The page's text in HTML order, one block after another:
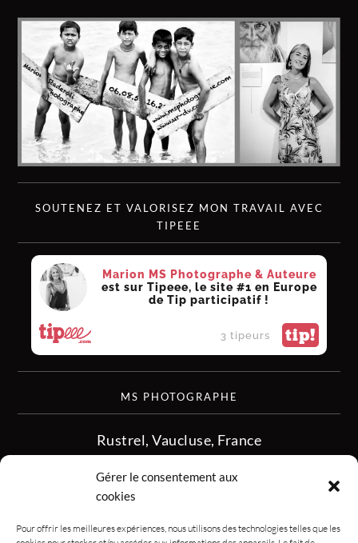
Gérer le consentement aux
cookies
Pour offrir les meilleures expériences, nous utilisons des technologies telles que les
SOUTENEZ ET VALORISEZ MON TRAVAIL AVEC
TIPEEE
Marion MS Photographe & Auteure
est sur Tipeee, le site #1 en Europe
de Tip participatif !
3 tipeurs tip!
MS PHOTOGRAPHE
Rustrel, Vaucluse, France
06.08.50.16.28
contact.msphotographe (at) gmail.com